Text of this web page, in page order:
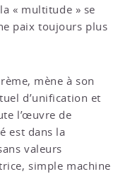
« multitude » se
paix toujours plus
mène à son
d’unification et
l’œuvre de
est dans la
valeurs
simple machine